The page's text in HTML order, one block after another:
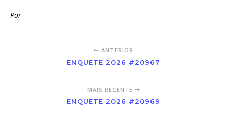
Por
ANTERIOR
ENQUETE 2026 #20967
MAIS RECENTE
ENQUETE 2026 #20969